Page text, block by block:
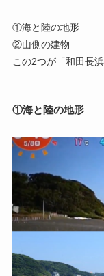
①海と陸の地形
②山側の建物
この2つが「和田長
①海と陸の地形